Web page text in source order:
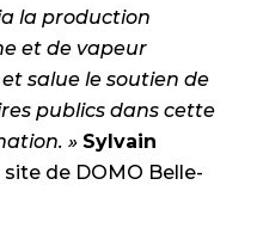
la production
et de vapeur
salue le soutien de
publics dans cette
» Sylvain
site de DOMO Belle-